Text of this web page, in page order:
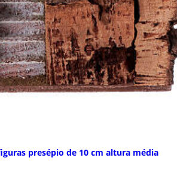
presépio de 10 cm altura média